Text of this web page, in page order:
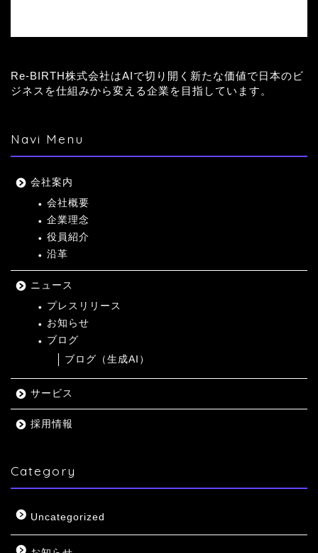
Re-BIRTH株式会社はAIで切り開く新たな価値で日本のビ
ジネスを仕組みから変える企業を目指しています。
Navi Menu
会社案内
会社概要
企業理念
役員紹介
沿革
ニュース
プレスリリース
お知らせ
ブログ
ブログ（生成AI）
サービス
採用情報
Category
Uncategorized